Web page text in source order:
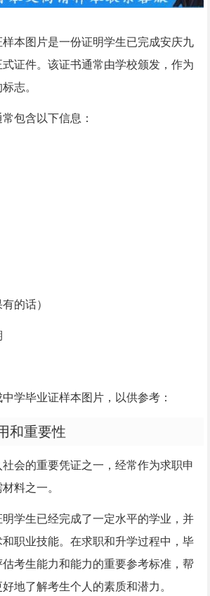
本图片是一份证明学生已完成安庆九
证件。该证书通常由学校颁发，作为
志。
包含以下信息：
的话）
学毕业证样本图片，以供参考：
和重要性
会的重要凭证之一，经常作为求职申
料之一。
学生已经完成了一定水平的学业，并
和职业技能。在求职和升学过程中，毕
考生能力和能力的重要参考标准，帮
地了解考生个人的素质和潜力。